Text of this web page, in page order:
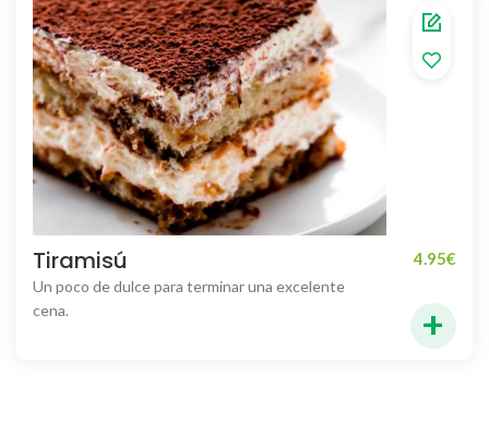
Tiramisú 4.95€
Un poco de dulce para terminar una excelente
cena.
+